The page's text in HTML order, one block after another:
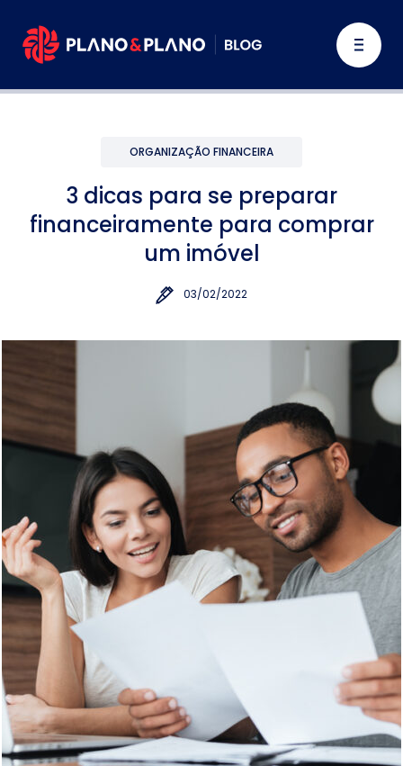
ORGANIZAÇÃO FINANCEIRA
3 dicas para se preparar
financeiramente para comprar
um imóvel
03/02/2022